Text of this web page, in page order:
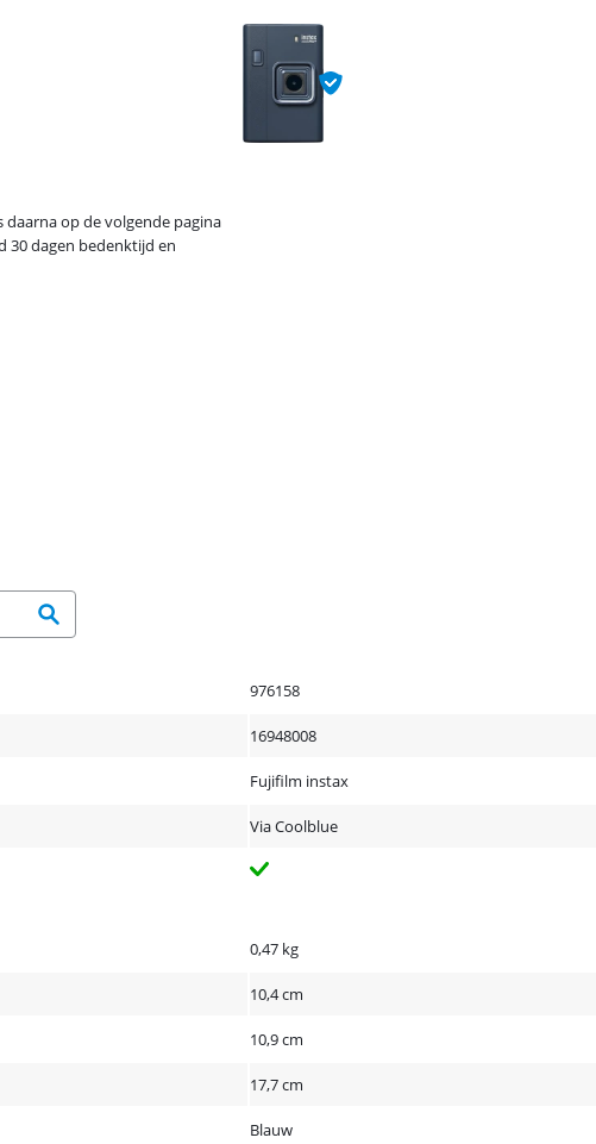
daarna op de volgende pagina
30 dagen bedenktijd en
976158
16948008
Fujifilm instax
Via Coolblue
0,47 kg
10,4 cm
10,9 cm
17,7 cm
Blauw